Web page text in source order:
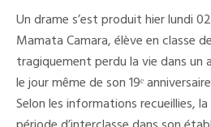
Une
La
Vie
Le
De
Un drame s’est produit hier lundi
Mamata Camara, élève en classe
tragiquement perdu la vie dans un
le jour même de son 19ᵉ
Selon les informations recueillies,